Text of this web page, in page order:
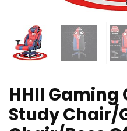
HHII
Study Chair/